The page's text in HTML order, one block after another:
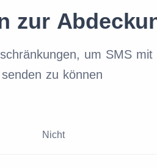
zur
um SMS
zu können
Nicht